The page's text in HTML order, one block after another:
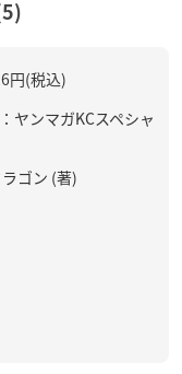
円(税込)
ヤンマガKCスペシャ
ゴン (著)